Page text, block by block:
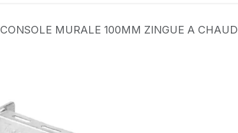
CONSOLE MURALE 100MM ZINGUE A CHAUD